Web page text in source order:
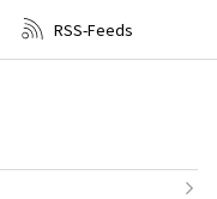
RSS-Feeds